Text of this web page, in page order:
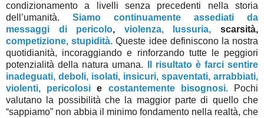
condizionamento a livelli senza precedenti nella storia
dell’umanità. Siamo continuamente assediati da
messaggi di pericolo, violenza, lussuria, scarsità,
competizione, stupidità. Queste idee definiscono la nostra
quotidianità, incoraggiando e rinforzando tutte le peggiori
potenzialità della natura umana.
Il risultato è farci sentire
inadeguati, deboli, isolati, insicuri, spaventati, arrabbiati,
violenti, pericolosi e costantemente bisognosi.Pochi
valutano la possibilità che la maggior parte di quello che
“sappiamo” non abbia il minimo fondamento nella realtà, che